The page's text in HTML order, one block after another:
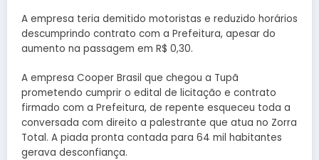
A empresa teria demitido motoristas e reduzido horários
descumprindo contrato com a Prefeitura, apesar do
aumento na passagem em R$ 0,30.
A empresa Cooper Brasil que chegou a Tupã
prometendo cumprir o edital de licitação e contrato
firmado com a Prefeitura, de repente esqueceu toda a
conversada com direito a palestrante que atua no Zorra
Total. A piada pronta contada para 64 mil habitantes
gerava desconfiança.